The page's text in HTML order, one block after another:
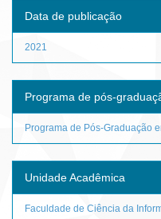
Data de publicação
2021
Programa de pós-
Programa de Pós-Graduação
Unidade Acadêmica
Faculdade de Ciência da